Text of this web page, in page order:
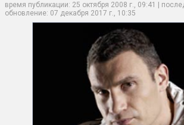
время публикации: 25 октября 2008 г., 09:41 |
обновление: 07 декабря 2017 г., 10:35